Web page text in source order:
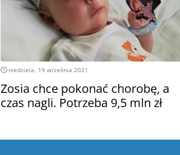
niedziela, 19 września 2021
Zosia chce pokonać chorobę, a
czas nagli. Potrzeba 9,5 mln zł